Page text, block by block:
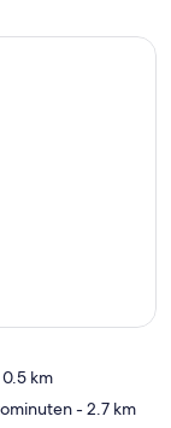
km
- 2.7 km